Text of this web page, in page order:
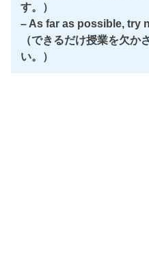
す。）
– As far as possible, try
（できるだけ授業を欠か
い。）